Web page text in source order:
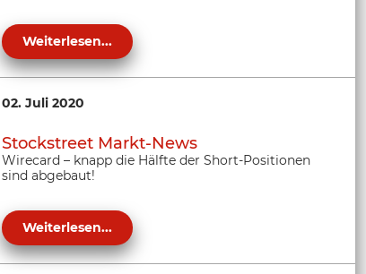
Weiterlesen...
02. Juli 2020
Stockstreet Markt-News
Wirecard – knapp die Hälfte der Short-Positionen
sind abgebaut!
Weiterlesen...